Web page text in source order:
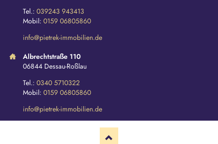
Tel.: 039243 943413
Mobil: 0159 06805860
info@pietrek-immobilien.de
Albrechtstraße 110
06844 Dessau-Roßlau
Tel.: 0340 5710322
Mobil: 0159 06805860
info@pietrek-immobilien.de